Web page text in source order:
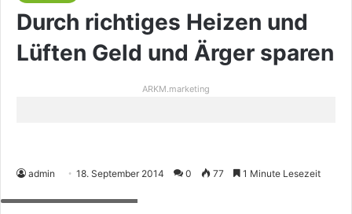
Durch richtiges Heizen und
Lüften Geld und Ärger sparen
ARKM.marketing
admin 18. September 2014 0 77 1 Minute Lesezeit